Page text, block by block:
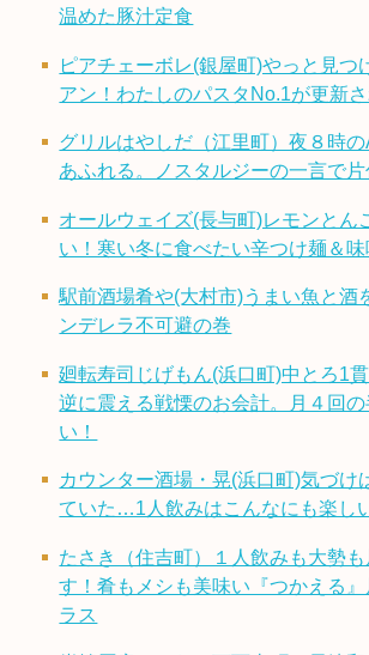
温めた豚汁定食
ピアチェーボレ(銀屋町)やっと見つ
アン！わたしのパスタNo.1が更新
グリルはやしだ（江里町）夜８時
あふれる。ノスタルジーの一言で
オールウェイズ(長与町)レモンとん
い！寒い冬に食べたい辛つけ麺＆
駅前酒場肴や(大村市)うまい魚と酒
ンデレラ不可避の巻
廻転寿司じげもん(浜口町)中とろ1
逆に震える戦慄のお会計。月４回
い！
カウンター酒場・晃(浜口町)気づけ
ていた…1人飲みはこんなにも楽し
たさき（住吉町）１人飲みも大勢
す！肴もメシも美味い『つかえる
ラス